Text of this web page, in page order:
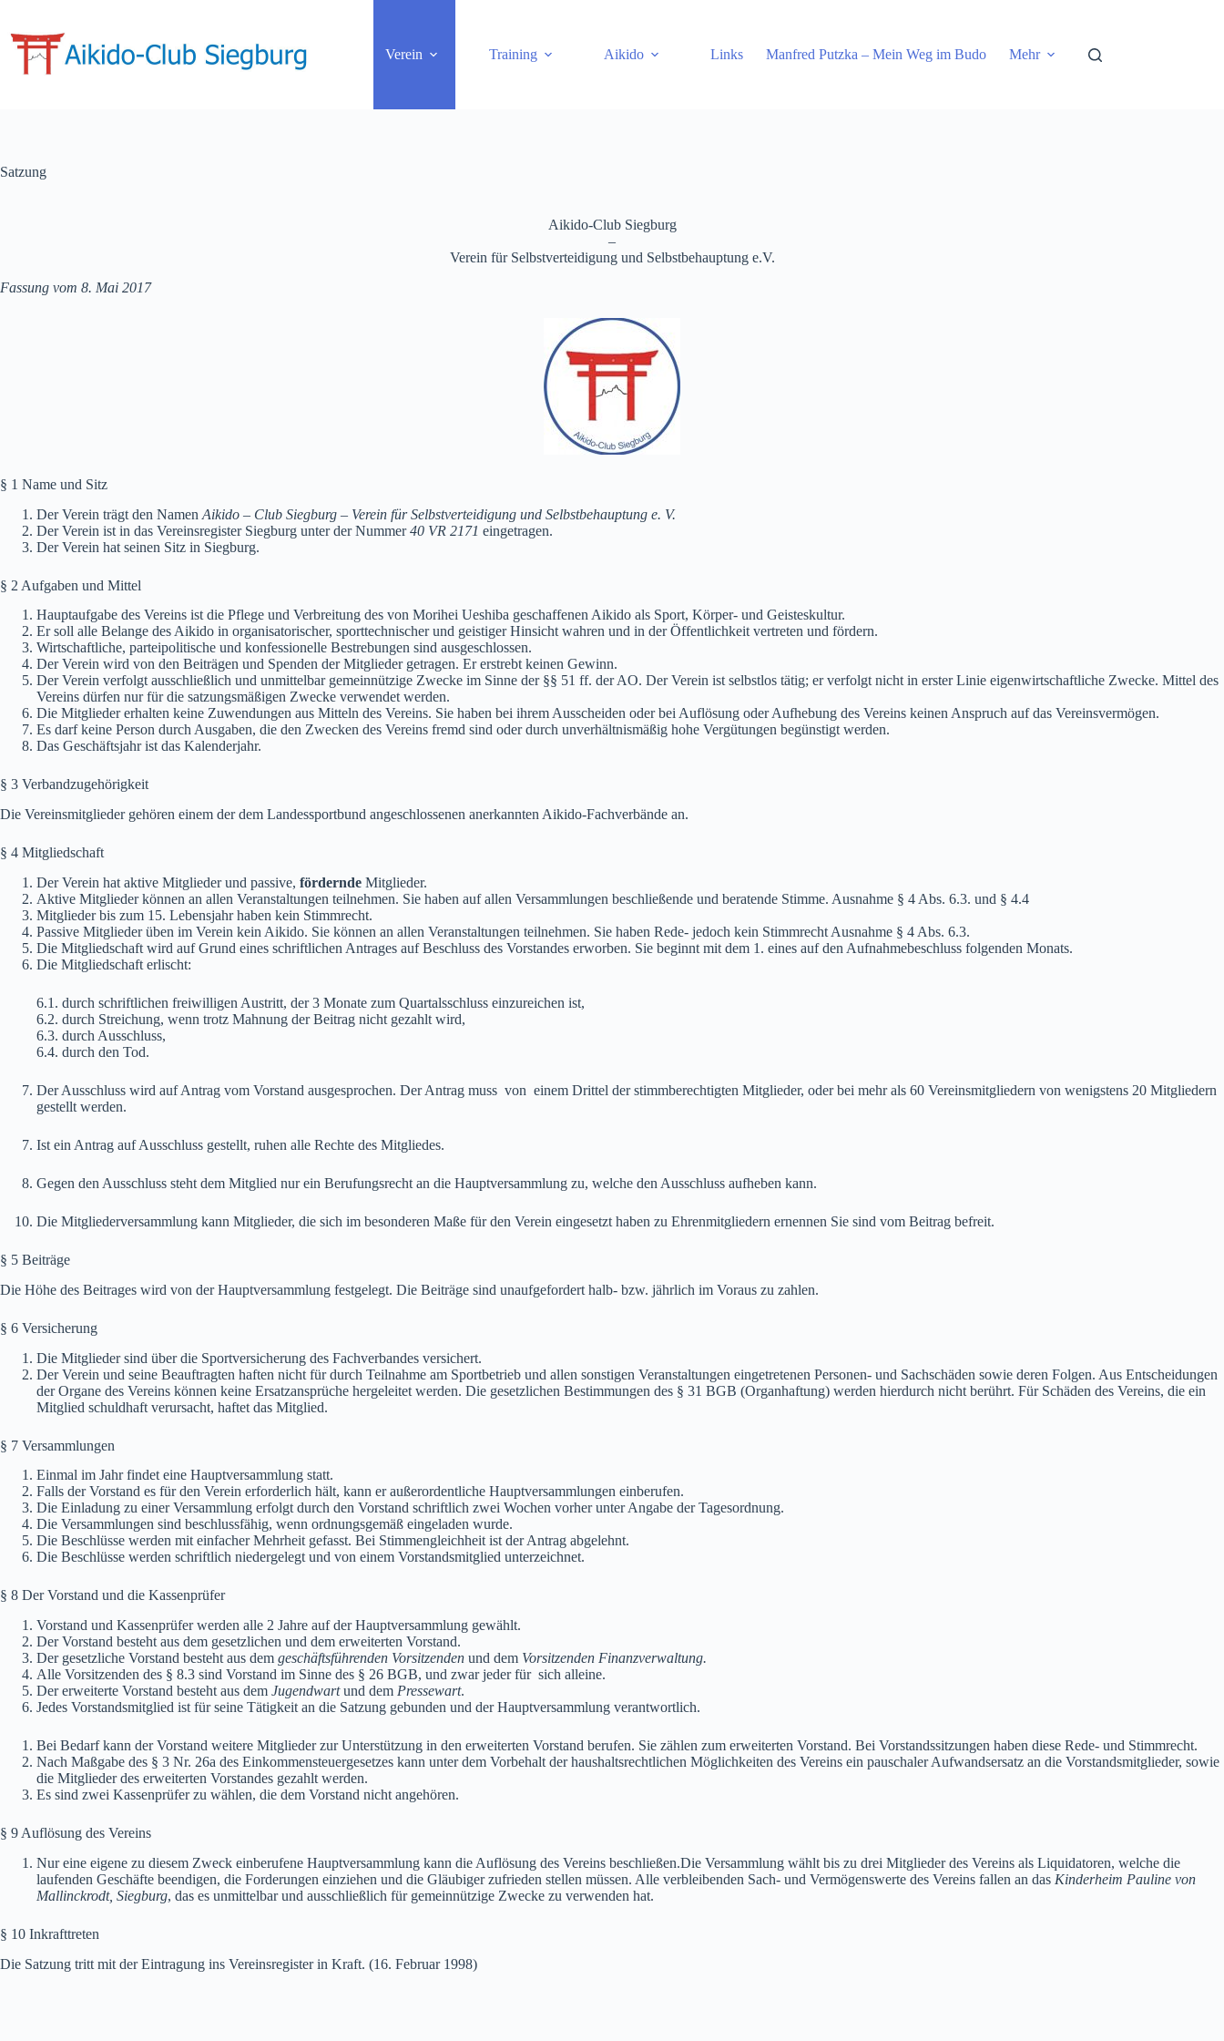
Verein Training Aikido Links Manfred Putzka – Mein Weg im Budo Mehr
Satzung
Aikido-Club Siegburg
–
Verein für Selbstverteidigung und Selbstbehauptung e.V.
Fassung vom 8. Mai 2017
§ 1 Name und Sitz
Der Verein trägt den Namen Aikido – Club Siegburg – Verein für Selbstverteidigung und Selbstbehauptung e. V.
Der Verein ist in das Vereinsregister Siegburg unter der Nummer40 VR 2171 eingetragen.
Der Verein hat seinen Sitz in Siegburg.
§ 2 Aufgaben und Mittel
Hauptaufgabe des Vereins ist die Pflege und Verbreitung des von Morihei Ueshiba geschaffenen Aikido als Sport, Körper- und Geisteskultur.
Er soll alle Belange des Aikido in organisatorischer, sporttechnischer und geistiger Hinsicht wahren und in der Öffentlichkeit vertreten und fördern.
Wirtschaftliche, parteipolitische und konfessionelle Bestrebungen sind ausgeschlossen.
Der Verein wird von den Beiträgen und Spenden der Mitglieder getragen. Er erstrebt keinen Gewinn.
Der Verein verfolgt ausschließlich und unmittelbar gemeinnützige Zwecke im Sinne der §§ 51 ff. der AO. Der Verein ist selbstlos tätig; er verfolgt nicht in erster Linie eigenwirtschaftliche Zwecke. Mittel des
Vereins dürfen nur für die satzungsmäßigen Zwecke verwendet werden.
Die Mitglieder erhalten keine Zuwendungen aus Mitteln des Vereins. Sie haben bei ihrem Ausscheiden oder bei Auflösung oder Aufhebung des Vereins keinen Anspruch auf das Vereinsvermögen.
Es darf keine Person durch Ausgaben, die den Zwecken des Vereins fremd sind oder durch unverhältnismäßig hohe Vergütungen begünstigt werden.
Das Geschäftsjahr ist das Kalenderjahr.
§ 3 Verbandzugehörigkeit
Die Vereinsmitglieder gehören einem der dem Landessportbund angeschlossenen anerkannten Aikido-Fachverbände an.
§ 4 Mitgliedschaft
Der Verein hat aktive Mitglieder und passive, fördernde Mitglieder.
Aktive Mitglieder können an allen Veranstaltungen teilnehmen. Sie haben auf allen Versammlungen beschließende und beratende Stimme. Ausnahme § 4 Abs. 6.3. und § 4.4
Mitglieder bis zum 15. Lebensjahr haben kein Stimmrecht.
Passive Mitglieder üben im Verein kein Aikido. Sie können an allen Veranstaltungen teilnehmen. Sie haben Rede- jedoch kein Stimmrecht Ausnahme § 4 Abs. 6.3.
Die Mitgliedschaft wird auf Grund eines schriftlichen Antrages auf Beschluss des Vorstandes erworben. Sie beginnt mit dem 1. eines auf den Aufnahmebeschluss folgenden Monats.
Die Mitgliedschaft erlischt:
6.1. durch schriftlichen freiwilligen Austritt, der 3 Monate zum Quartalsschluss einzureichen ist,
6.2. durch Streichung, wenn trotz Mahnung der Beitrag nicht gezahlt wird,
6.3. durch Ausschluss,
6.4. durch den Tod.
Der Ausschluss wird auf Antrag vom Vorstand ausgesprochen. Der Antrag muss von einem Drittel der stimmberechtigten Mitglieder, oder bei mehr als 60 Vereinsmitgliedern von wenigstens 20 Mitgliedern
gestellt werden.
Ist ein Antrag auf Ausschluss gestellt, ruhen alle Rechte des Mitgliedes.
Gegen den Ausschluss steht dem Mitglied nur ein Berufungsrecht an die Hauptversammlung zu, welche den Ausschluss aufheben kann.
Die Mitgliederversammlung kann Mitglieder, die sich im besonderen Maße für den Verein eingesetzt haben zu Ehrenmitgliedern ernennen Sie sind vom Beitrag befreit.
§ 5 Beiträge
Die Höhe des Beitrages wird von der Hauptversammlung festgelegt. Die Beiträge sind unaufgefordert halb- bzw. jährlich im Voraus zu zahlen.
§ 6 Versicherung
Die Mitglieder sind über die Sportversicherung des Fachverbandes versichert.
Der Verein und seine Beauftragten haften nicht für durch Teilnahme am Sportbetrieb und allen sonstigen Veranstaltungen eingetretenen Personen- und Sachschäden sowie deren Folgen. Aus Entscheidungen
der Organe des Vereins können keine Ersatzansprüche hergeleitet werden. Die gesetzlichen Bestimmungen des § 31 BGB (Organhaftung) werden hierdurch nicht berührt. Für Schäden des Vereins, die ein
Mitglied schuldhaft verursacht, haftet das Mitglied.
§ 7 Versammlungen
Einmal im Jahr findet eine Hauptversammlung statt.
Falls der Vorstand es für den Verein erforderlich hält, kann er außerordentliche Hauptversammlungen einberufen.
Die Einladung zu einer Versammlung erfolgt durch den Vorstand schriftlich zwei Wochen vorher unter Angabe der Tagesordnung.
Die Versammlungen sind beschlussfähig, wenn ordnungsgemäß eingeladen wurde.
Die Beschlüsse werden mit einfacher Mehrheit gefasst. Bei Stimmengleichheit ist der Antrag abgelehnt.
Die Beschlüsse werden schriftlich niedergelegt und von einem Vorstandsmitglied unterzeichnet.
§ 8 Der Vorstand und die Kassenprüfer
Vorstand und Kassenprüfer werden alle 2 Jahre auf der Hauptversammlung gewählt.
Der Vorstand besteht aus dem gesetzlichen und dem erweiterten Vorstand.
Der gesetzliche Vorstand besteht aus dem geschäftsführenden Vorsitzenden und dem Vorsitzenden Finanzverwaltung.
Alle Vorsitzenden des § 8.3 sind Vorstand im Sinne des § 26 BGB, und zwar jeder für sich alleine.
Der erweiterte Vorstand besteht aus dem Jugendwartund dem Pressewart.
Jedes Vorstandsmitglied ist für seine Tätigkeit an die Satzung gebunden und der Hauptversammlung verantwortlich.
Bei Bedarf kann der Vorstand weitere Mitglieder zur Unterstützung in den erweiterten Vorstand berufen. Sie zählen zum erweiterten Vorstand. Bei Vorstandssitzungen haben diese Rede- und Stimmrecht.
Nach Maßgabe des § 3 Nr. 26a des Einkommensteuergesetzes kann unter dem Vorbehalt der haushaltsrechtlichen Möglichkeiten des Vereins ein pauschaler Aufwandsersatz an die Vorstandsmitglieder, sowie
die Mitglieder des erweiterten Vorstandes gezahlt werden.
Es sind zwei Kassenprüfer zu wählen, die dem Vorstand nicht angehören.
§ 9 Auflösung des Vereins
Nur eine eigene zu diesem Zweck einberufene Hauptversammlung kann die Auflösung des Vereins beschließen.Die Versammlung wählt bis zu drei Mitglieder des Vereins als Liquidatoren, welche die
laufenden Geschäfte beendigen, die Forderungen einziehen und die Gläubiger zufrieden stellen müssen. Alle verbleibenden Sach- und Vermögenswerte des Vereins fallen an das Kinderheim Pauline von
Mallinckrodt, Siegburg, das es unmittelbar und ausschließlich für gemeinnützige Zwecke zu verwenden hat.
§ 10 Inkrafttreten
Die Satzung tritt mit der Eintragung ins Vereinsregister in Kraft. (16. Februar 1998)